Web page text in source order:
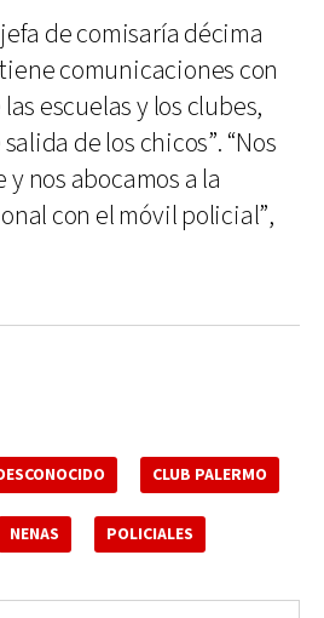
de comisaría décima
comunicaciones con
escuelas y los clubes,
de los chicos”. “Nos
nos abocamos a la
con el móvil policial”,
CLUB PALERMO
NENAS POLICIALES